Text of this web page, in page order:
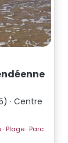
· Centre